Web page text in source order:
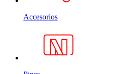
Accesorios